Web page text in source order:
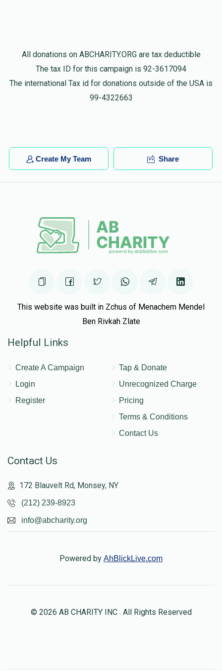
All donations on ABCHARITY.ORG are tax deductible
The tax ID for this campaign is 92-3617094
The international Tax id for donations outside of the USA is
99-4322663
Create My Team Share
This website was built in Zchus of Menachem Mendel
Ben Rivkah Zlate
Helpful Links
Create A Campaign
Login
Register
Tap & Donate
Unrecognized Charge
Pricing
Terms & Conditions
Contact Us
Contact Us
172 Blauvelt Rd, Monsey, NY
(212) 239-8923
info@abcharity.org
Powered by AhBlickLive.com
© 2026 AB CHARITY INC . All Rights Reserved